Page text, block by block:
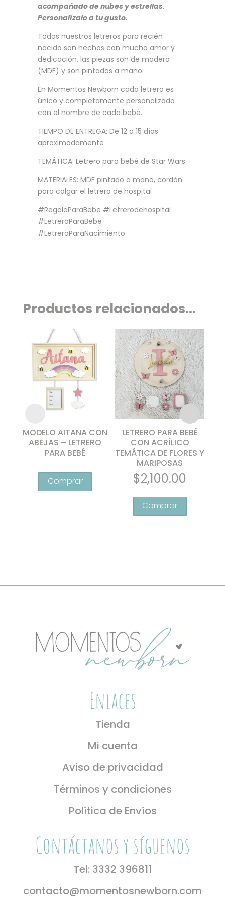
acompañado de nubes y estrellas.
Personalízalo a tu gusto.
Todos nuestros letreros para recién
nacido son hechos con mucho amor y
dedicación, las piezas son de madera
(MDF) y son pintadas a mano.
En Momentos Newborn cada letrero es
único y completamente personalizado
con el nombre de cada bebé.
TIEMPO DE ENTREGA: De 12 a 15 días
aproximadamente
TEMÁTICA: Letrero para bebé de Star Wars
MATERIALES: MDF pintado a mano, cordón
para colgar el letrero de hospital
#RegaloParaBebe #Letrerodehospital
#LetreroParaBebe
#LetreroParaNacimiento
Productos relacionados...
MODELO AITANA CON
ABEJAS – LETRERO
PARA BEBÉ
tiene
elegir
de
producto
LETRERO PARA BEBÉ
CON ACRÍLICO
TEMÁTICA DE FLORES Y
MARIPOSAS
$2,100.00
Enlaces
Tienda
Mi cuenta
Aviso de privacidad
Términos y condiciones
Política de Envíos
Contáctanos y síguenos
Tel: 3332 396811
contacto@momentosnewborn.com